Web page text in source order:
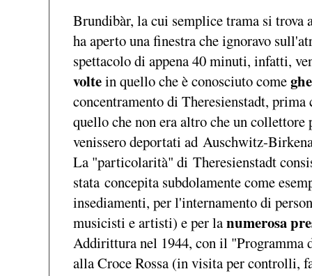
Brundibàr, la cui semplice trama si trova
ha aperto una finestra che ignoravo
spettacolo di appena 40 minuti, infatti,
voltein quello che è conosciuto come
concentramento di Theresienstadt,
quello che non era altro che un
venissero deportati ad Auschwitz-
La "particolarità" di Theresienstadt
stata concepita subdolamente come
insediamenti, per l'internamento di
musicisti e artisti) e per lanumerosa
Addirittura nel 1944, con il "Programma
alla Croce Rossa (in visita per controlli,